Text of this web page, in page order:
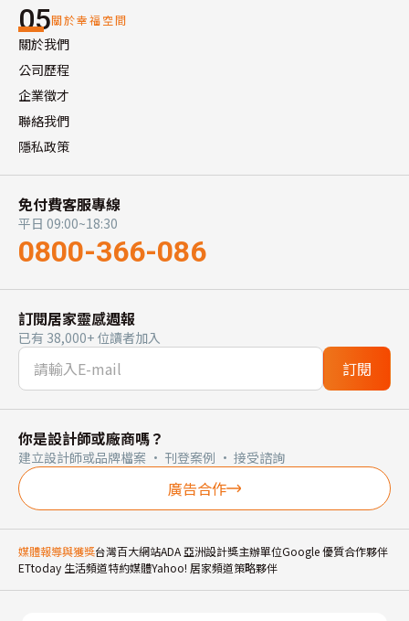
05關於幸福空間
關於我們
公司歷程
企業徵才
聯絡我們
隱私政策
免付費客服專線
平日 09:00~18:30
0800-366-086
訂閱居家靈感週報
已有 38,000+ 位讀者加入
訂閱
你是設計師或廠商嗎？
建立設計師或品牌檔案 · 刊登案例 · 接受諮詢
廣告合作
媒體報導與獲獎台灣百大網站ADA 亞洲設計獎主辦單位Google 優質合作夥伴
ETtoday 生活頻道特約媒體Yahoo! 居家頻道策略夥伴